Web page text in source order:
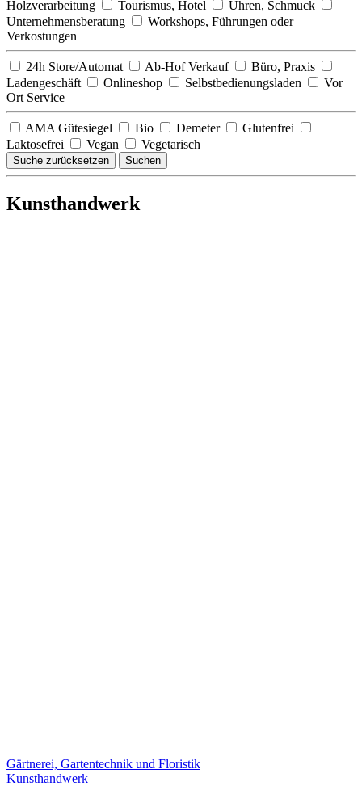
Holzverarbeitung
Tourismus, Hotel
Uhren, Schmuck
Unternehmensberatung
Workshops, Führungen oder
Verkostungen
24h Store/Automat Ab-Hof Verkauf
Büro, Praxis
Ladengeschäft
Onlineshop Selbstbedienungsladen
Vor
Ort Service
AMA Gütesiegel Bio Demeter
Glutenfrei
Laktosefrei
Vegan Vegetarisch
Suche zurücksetzen Suchen
Kunsthandwerk
Gärtnerei, Gartentechnik und Floristik
Kunsthandwerk